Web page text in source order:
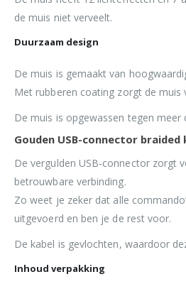
de muis niet verveelt.
Duurzaam design
De muis is gemaakt van
Met rubberen coating zorgt de muis
De muis is opgewassen tegen meer
Gouden USB-connector braided
De vergulden USB-connector zorgt
betrouwbare verbinding.
Zo weet je zeker dat alle
uitgevoerd en ben je de rest voor.
De kabel is gevlochten, waardoor
Inhoud verpakking